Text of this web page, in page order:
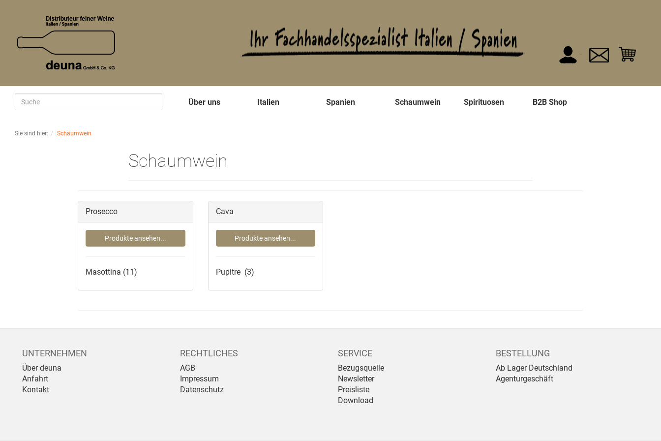
Über uns Italien Spanien Schaumwein Spirituosen B2B Shop
Sie sind hier: Schaumwein
Schaumwein
Prosecco
Produkte ansehen...
Masottina (11)
Cava
Produkte ansehen...
Pupitre (3)
UNTERNEHMEN
Über deuna
Anfahrt
Kontakt
RECHTLICHES
AGB
Impressum
Datenschutz
SERVICE
Bezugsquelle
Newsletter
Preisliste
Download
BESTELLUNG
Ab Lager Deutschland
Agenturgeschäft